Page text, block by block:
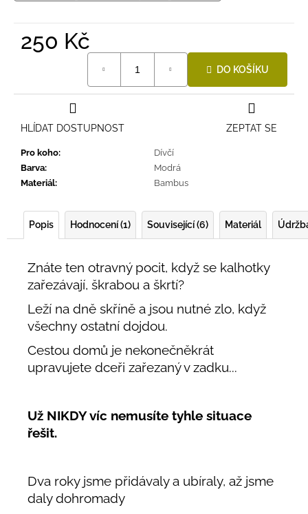
250 Kč
DO KOŠÍKU
Pro koho:
Dívčí
Barva:
Modrá
Materiál: Bambus
ZEPTAT SE
HLÍDAT DOSTUPNOST
Popis Hodnocení (1) Související (6) Materiál
Znáte ten otravný pocit, když se kalhotky
zařezávají, škrabou a škrtí?
Leží na dně skříně a jsou nutné zlo, když
všechny ostatní dojdou.
Cestou domů je nekonečněkrát
upravujete dceři zařezaný v zadku...
Už NIKDY víc nemusíte tyhle situace
řešit.
Dva roky jsme přidávaly a ubíraly, až jsme
daly dohromady